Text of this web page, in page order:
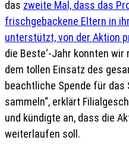
das zweite Mal, dass das
frischgebackene Eltern in
unterstützt, von der Aktion
die Beste‘-Jahr konnten
dem tollen Einsatz des
beachtliche Spende für
sammeln“, erklärt
und kündigte an, dass die
weiterlaufen soll.